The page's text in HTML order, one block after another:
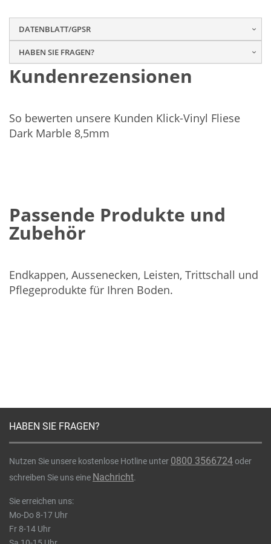
DATENBLATT/GPSR
HABEN SIE FRAGEN?
Kundenrezensionen
So bewerten unsere Kunden Klick-Vinyl Fliese
Dark Marble 8,5mm
Passende Produkte und
Zubehör
Endkappen, Aussenecken, Leisten, Trittschall und
Pflegeprodukte für Ihren Boden.
HABEN SIE FRAGEN?
Nutzen Sie unsere kostenlose Hotline unter 0800 3566724oder
schreiben Sie uns eine Nachricht.
Sie erreichen uns:
Mo-Do 8-17 Uhr
Fr 8-14 Uhr